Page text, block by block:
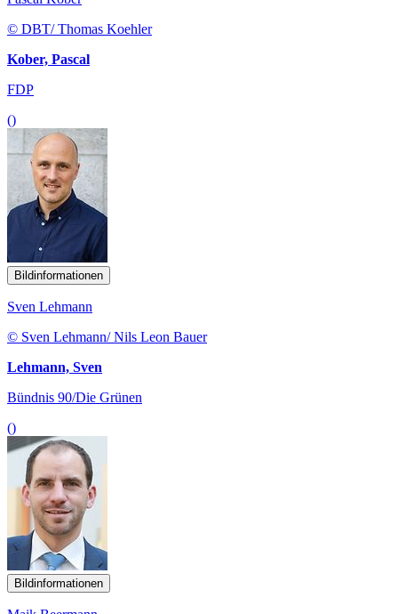
© DBT/ Thomas Koehler
Kober, Pascal
FDP
()
Bildinformationen
Sven Lehmann
© Sven Lehmann/ Nils Leon Bauer
Lehmann, Sven
Bündnis 90/Die Grünen
()
Bildinformationen